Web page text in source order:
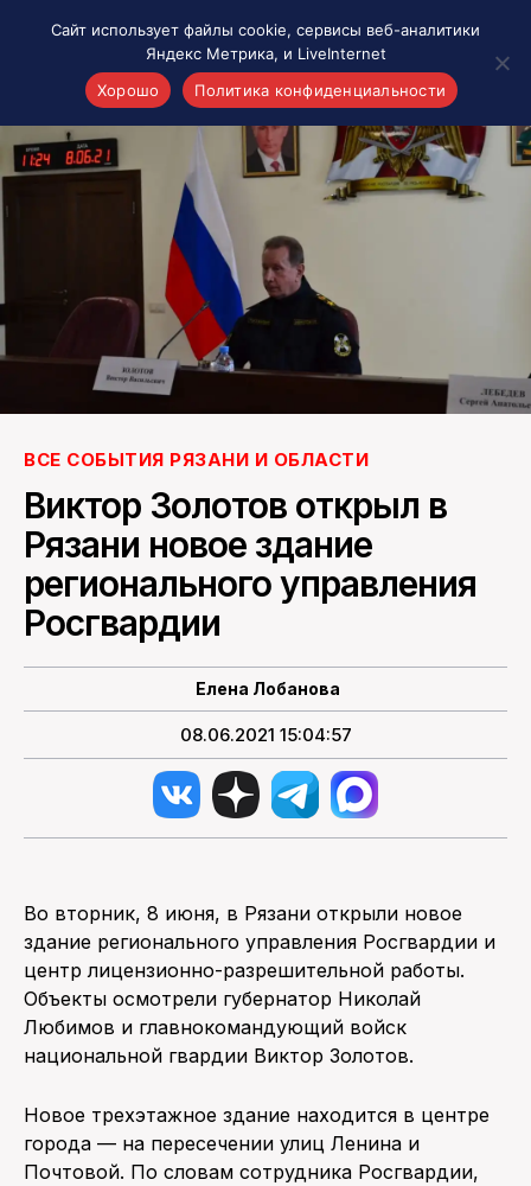
Акценты
Материалы о Рязани и области
Проекты 7 инфо
Здоровье
Интересное
Новости кино и ТВ
Новости России
Политика
Новости мира
Все материалы 7инфо
ПОИСК ПО САЙТУ
ВСЕ СОБЫТИЯ РЯЗАНИ И ОБЛАСТИ
Виктор Золотов открыл в
Рязани новое здание
регионального управления
Росгвардии
Елена Лобанова
08.06.2021 15:04:57
Во вторник, 8 июня, в Рязани открыли новое
здание регионального управления Росгвардии и
центр лицензионно-разрешительной работы.
Объекты осмотрели губернатор Николай
Любимов и главнокомандующий войск
национальной гвардии Виктор Золотов.
Новое трехэтажное здание находится в центре
города — на пересечении улиц Ленина и
Почтовой. По словам сотрудника Росгвардии,
Сайт использует файлы cookie, сервисы веб-аналитики
Яндекс Метрика, и LiveInternet
Хорошо
Политика конфиденциальности